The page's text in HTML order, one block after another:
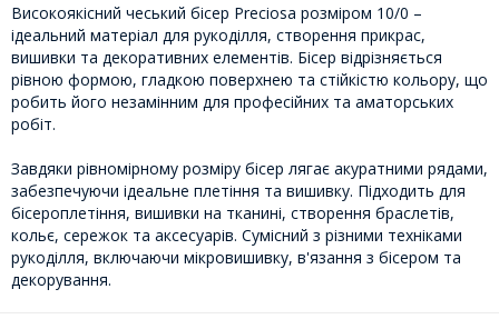
Високоякісний чеський бісер Preciosa розміром 10/0 –
ідеальний матеріал для рукоділля, створення прикрас,
вишивки та декоративних елементів. Бісер відрізняється
рівною формою, гладкою поверхнею та стійкістю кольору, що
робить його незамінним для професійних та аматорських
робіт.
Завдяки рівномірному розміру бісер лягає акуратними рядами,
забезпечуючи ідеальне плетіння та вишивку. Підходить для
бісероплетіння, вишивки на тканині, створення браслетів,
кольє, сережок та аксесуарів. Сумісний з різними техніками
рукоділля, включаючи мікровишивку, в'язання з бісером та
декорування.